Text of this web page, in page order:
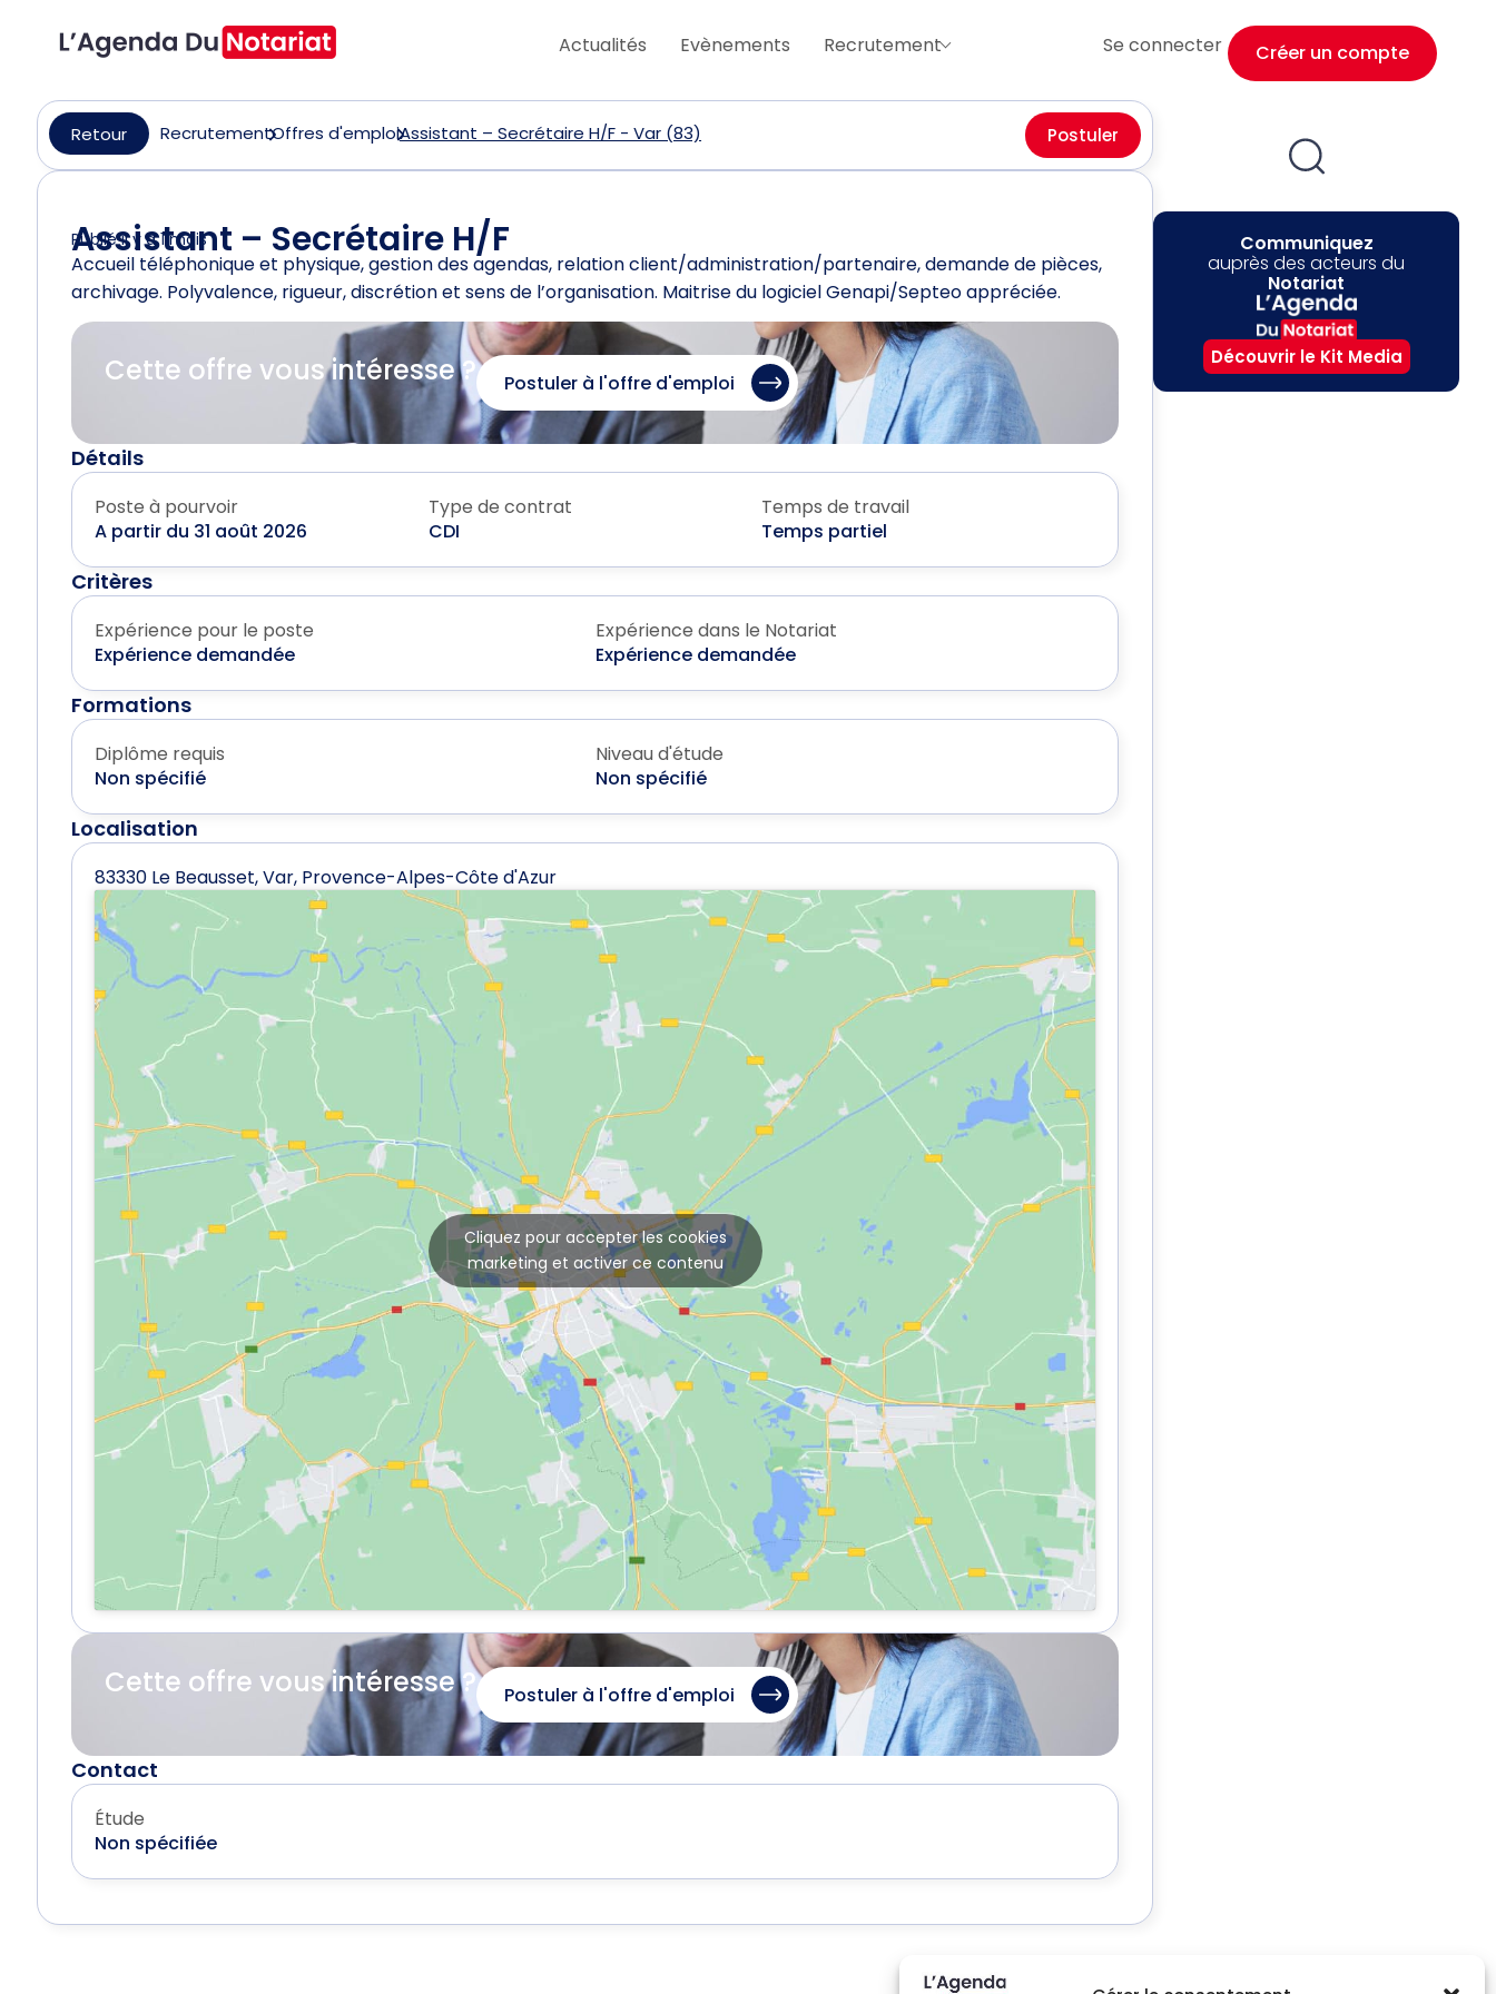
Actualités Evènements Recrutement Se connecter Créer un compte
Retour RecrutementOffres d'emploiAssistant – Secrétaire H/F - Var (83) Postuler
Assistant – Secrétaire H/F
Publié il y a 1 mois
Accueil téléphonique et physique, gestion des agendas, relation client/administration/partenaire, demande de pièces,
archivage. Polyvalence, rigueur, discrétion et sens de l’organisation. Maitrise du logiciel Genapi/Septeo appréciée.
Cette offre vous intéresse ? Postuler à l'offre d'emploi
Détails
Poste à pourvoir
A partir du 31 août 2026
Type de contrat
CDI
Temps de travail
Temps partiel
Critères
Expérience pour le poste
Expérience demandée
Expérience dans le Notariat
Expérience demandée
Formations
Diplôme requis
Non spécifié
Niveau d'étude
Non spécifié
Localisation
83330 Le Beausset, Var, Provence-Alpes-Côte d'Azur
Cliquez pour accepter les cookies
marketing et activer ce contenu
Cette offre vous intéresse ? Postuler à l'offre d'emploi
Contact
Étude
Non spécifiée
Communiquez
auprès des acteurs du
Notariat
Découvrir le Kit Media